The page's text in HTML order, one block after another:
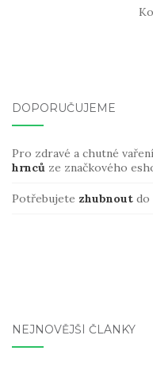
e
DOPORUČUJEME
Pro zdravé a chutné
hrnců ze značkového
Potřebujete zhubnout do
NEJNOVĚJŠÍ ČLÁNKY